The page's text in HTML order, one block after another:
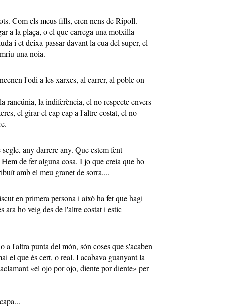
Com els meus fills, eren nens de Ripoll.
a la plaça, o el que carrega una motxilla
i et deixa passar davant la cua del super, el
una noia.
l'odi a les xarxes, al carrer, al poble on
rancúnia, la indiferència, el no respecte envers
el girar el cap cap a l'altre costat, el no
any darrere any. Que estem fent
de fer alguna cosa. I jo que creia que ho
amb el meu granet de sorra....
en primera persona i això ha fet que hagi
ara ho veig des de l'altre costat i estic
a l'altra punta del món, són coses que s'acaben
el que és cert, o real. I acabava guanyant la
«el ojo por ojo, diente por diente» per